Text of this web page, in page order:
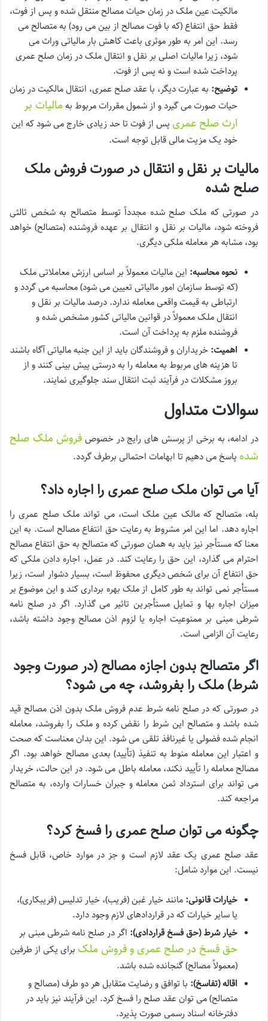
مالکیت عین ملک در زمان حیات مصالح منتقل شده و پس از فوت،
فقط حق انتفاع (که با فوت مصالح از بین می رود) به متصالح می
رسد. این امر به طور موثری باعث کاهش بار مالیاتی وراث می
شود، زیرا مالیات اصلی بر نقل و انتقال ملک در زمان صلح عمری
پرداخت شده است و نه پس از فوت.
توضیح: به عبارت دیگر، با عقد صلح عمری، انتقال مالکیت در زمان
حیات صورت می گیرد و از شمول مقررات مربوط به مالیات بر
ارث صلح عمری پس از فوت تا حد زیادی خارج می شود که این
خود یک مزیت مالی قابل توجه است.
مالیات بر نقل و انتقال در صورت فروش ملک
صلح شده
در صورتی که ملک صلح شده مجدداً توسط متصالح به شخص ثالثی
فروخته شود، مالیات بر نقل و انتقال بر عهده فروشنده (متصالح) خواهد
بود، مشابه هر معامله ملکی دیگری.
نحوه محاسبه: این مالیات معمولاً بر اساس ارزش معاملاتی ملک
(که توسط سازمان امور مالیاتی تعیین می شود) محاسبه می گردد و
ارتباطی به قیمت واقعی معامله ندارد. درصد مالیات بر نقل و
انتقال ملک معمولاً در قوانین مالیاتی کشور مشخص شده و
فروشنده ملزم به پرداخت آن است.
اهمیت: خریداران و فروشندگان باید از این جنبه مالیاتی آگاه باشند
تا هزینه های مربوط به معامله را به درستی پیش بینی کنند و از
بروز مشکلات در فرآیند ثبت انتقال سند جلوگیری نمایند.
سوالات متداول
در ادامه، به برخی از پرسش های رایج در خصوص فروش ملک صلح
شده پاسخ می دهیم تا ابهامات احتمالی برطرف گردد.
آیا می توان ملک صلح عمری را اجاره داد؟
بله، متصالح که مالک عین ملک است، می تواند ملک صلح عمری را
اجاره دهد. اما این امر مشروط به رعایت حق انتفاع مصالح است. به این
معنا که مستأجر نیز باید به همان صورتی که متصالح به حق انتفاع مصالح
احترام می گذارد، این حق را رعایت کند. در عمل، اجاره دادن ملکی که
حق انتفاع آن برای شخص دیگری محفوظ است، بسیار دشوار است، زیرا
مستأجر نمی تواند به طور کامل از ملک بهره برداری کند و این موضوع بر
میزان اجاره بها و تمایل مستأجرین تاثیر می گذارد. اگر در صلح نامه
شرطی مبنی بر ممنوعیت اجاره یا لزوم اذن مصالح وجود داشته باشد،
رعایت آن الزامی است.
اگر متصالح بدون اجازه مصالح (در صورت وجود
شرط) ملک را بفروشد، چه می شود؟
در صورتی که در صلح نامه شرط عدم فروش ملک بدون اذن مصالح قید
شده باشد و متصالح این شرط را نقض کرده و ملک را بفروشد، معامله
انجام شده فضولی یا غیرنافذ تلقی می شود. این بدان معناست که صحت
و اعتبار این معامله منوط به تنفیذ (تأیید) بعدی مصالح خواهد بود. اگر
مصالح معامله را تأیید نکند، معامله باطل می شود. در این حالت، خریدار
می تواند برای استرداد ثمن معامله و جبران خسارات وارده، به متصالح
مراجعه کند.
چگونه می توان صلح عمری را فسخ کرد؟
عقد صلح عمری یک عقد لازم است و جز در موارد خاص، قابل فسخ
نیست. این موارد شامل:
خیارات قانونی: مانند خیار غبن (فریب)، خیار تدلیس (فریبکاری)،
یا سایر خیارات که در قراردادهای لازم وجود دارد.
خیار شرط (حق فسخ قراردادی): اگر در صلح نامه شرطی مبنی بر
حق فسخ در صلح عمری و فروش ملک برای یکی از طرفین
(معمولاً مصالح) گنجانده شده باشد.
اقاله (تفاسخ): با توافق و رضایت متقابل هر دو طرف (مصالح و
متصالح) می توان عقد صلح را فسخ کرد. این فرآیند نیز باید در
دفترخانه اسناد رسمی صورت پذیرد.